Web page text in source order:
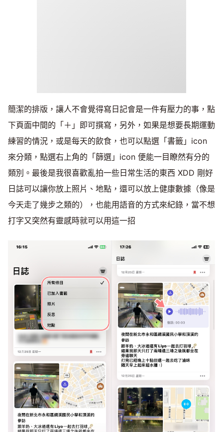
簡潔的排版，讓人不會覺得寫日記會是一件有壓力的事，點
下頁面中間的「＋」即可撰寫，另外，如果是想要長期運動
練習的情況，或是每天的飲食，也可以點選「書籤」icon
來分類，點選右上角的「篩選」icon 便能一目瞭然有分的
類別。最後是我很喜歡亂拍一些日常生活的東西 XDD 剛好
日誌可以讓你放上照片、地點，還可以放上健康數據（像是
今天走了幾步之類的），也能用語音的方式來紀錄，當不想
打字又突然有靈感時就可以用這一招